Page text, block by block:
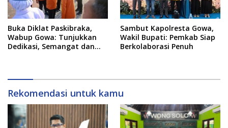
Buka Diklat Paskibraka,
Wabup Gowa: Tunjukkan
Dedikasi, Semangat dan
Sambut Kapolresta Gowa,
Wakil Bupati: Pemkab Siap
Berkolaborasi Penuh
Rekomendasi untuk kamu